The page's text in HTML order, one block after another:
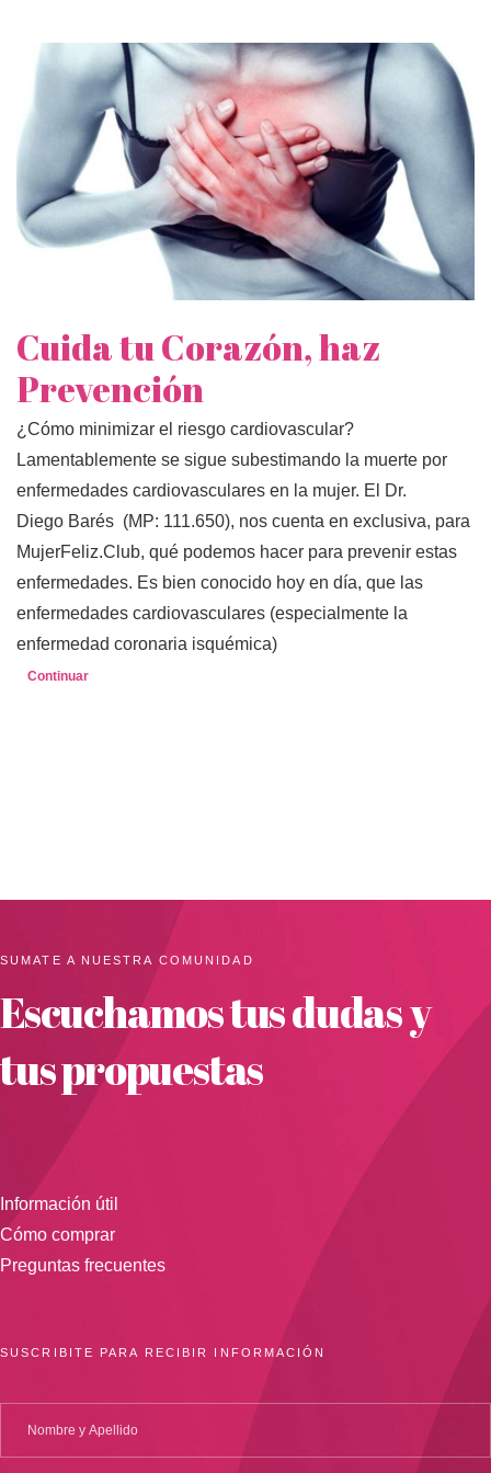
Cuida tu Corazón, haz
Prevención
¿Cómo minimizar el riesgo cardiovascular?
Lamentablemente se sigue subestimando la muerte por
enfermedades cardiovasculares en la mujer. El Dr.
Diego Barés (MP: 111.650), nos cuenta en exclusiva, para
MujerFeliz.Club, qué podemos hacer para prevenir estas
enfermedades. Es bien conocido hoy en día, que las
enfermedades cardiovasculares (especialmente la
enfermedad coronaria isquémica)
Continuar
SUMATE A NUESTRA COMUNIDAD
Escuchamos tus dudas y
tus propuestas
Información útil
Cómo comprar
Preguntas frecuentes
SUSCRIBITE PARA RECIBIR INFORMACIÓN